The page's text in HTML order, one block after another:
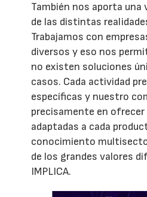
También nos aporta una
de las distintas
Trabajamos con
diversos y eso nos
no existen soluciones
casos. Cada actividad
específicas y nuestro
precisamente en
adaptadas a cada
conocimiento
de los grandes valores
IMPLICA.